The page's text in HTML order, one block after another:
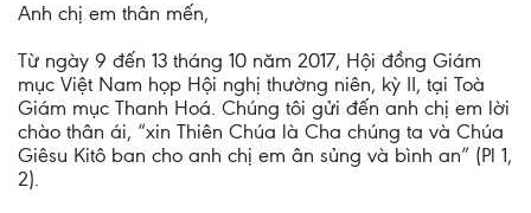
Anh chị em thân mến,
Từ ngày 9 đến 13 tháng 10 năm 2017, Hội đồng Giám
mục Việt Nam họp Hội nghị thường niên, kỳ II, tại Toà
Giám mục Thanh Hoá. Chúng tôi gửi đến anh chị em lời
chào thân ái, “xin Thiên Chúa là Cha chúng ta và Chúa
Giêsu Kitô ban cho anh chị em ân sủng và bình an” (Pl 1,
2).